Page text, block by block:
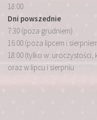
18:00
Dni powszednie
7:30 (poza grudniem)
16:00 (poza lipcem i
18:00 (tylko w: uroczystości,
oraz w lipcu i sierpniu